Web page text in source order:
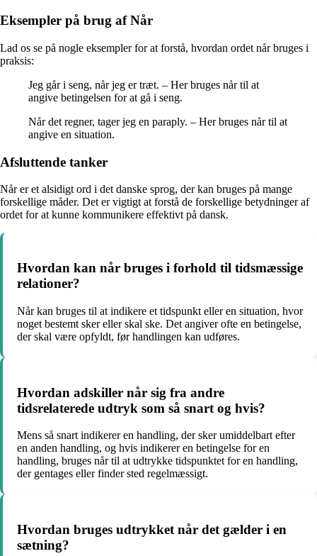
Eksempler på brug af Når
Lad os se på nogle eksempler for at forstå, hvordan ordet når bruges i
praksis:
Jeg går i seng, når jeg er træt. – Her bruges når til at
angive betingelsen for at gå i seng.
Når det regner, tager jeg en paraply. – Her bruges når til at
angive en situation.
Afsluttende tanker
Når er et alsidigt ord i det danske sprog, der kan bruges på mange
forskellige måder. Det er vigtigt at forstå de forskellige betydninger af
ordet for at kunne kommunikere effektivt på dansk.
Hvordan kan når bruges i forhold til tidsmæssige
relationer?
Når kan bruges til at indikere et tidspunkt eller en situation, hvor
noget bestemt sker eller skal ske. Det angiver ofte en betingelse,
der skal være opfyldt, før handlingen kan udføres.
Hvordan adskiller når sig fra andre
tidsrelaterede udtryk som så snart og hvis?
Mens så snart indikerer en handling, der sker umiddelbart efter
en anden handling, og hvis indikerer en betingelse for en
handling, bruges når til at udtrykke tidspunktet for en handling,
der gentages eller finder sted regelmæssigt.
Hvordan bruges udtrykket når det gælder i en
sætning?